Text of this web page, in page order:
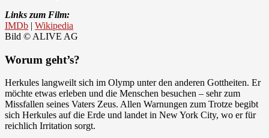
Links zum Film:
IMDb | Wikipedia
Bild © ALIVE AG
Worum geht’s?
Herkules langweilt sich im Olymp unter den anderen Gottheiten. Er
möchte etwas erleben und die Menschen besuchen – sehr zum
Missfallen seines Vaters Zeus. Allen Warnungen zum Trotze begibt
sich Herkules auf die Erde und landet in New York City, wo er für
reichlich Irritation sorgt.